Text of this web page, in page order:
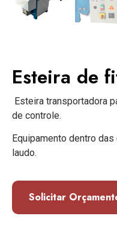
Esteira de
Esteira transportadora
de controle.
Equipamento dentro
laudo.
Solicitar